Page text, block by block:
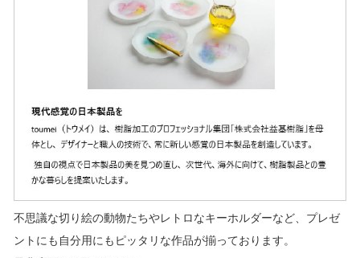
不思議な切り絵の動物たちやレトロなキーホルダーなど、プレゼ
ントにも自分用にもピッタリな作品が揃っております。